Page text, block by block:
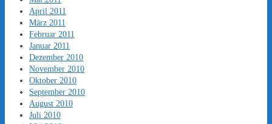
April 2011
März 2011
Februar 2011
Januar 2011
Dezember 2010
November 2010
Oktober 2010
September 2010
August 2010
Juli 2010